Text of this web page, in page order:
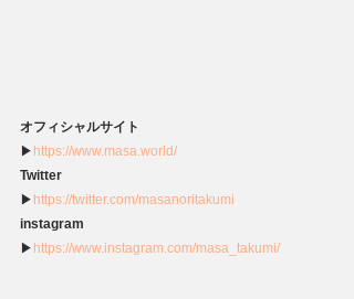
オフィシャルサイト
▶ https://www.masa.world/
Twitter
▶ https://twitter.com/masanoritakumi
instagram
▶ https://www.instagram.com/masa_takumi/